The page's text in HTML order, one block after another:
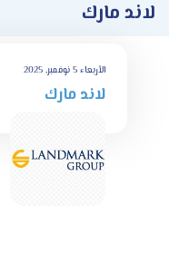
لاند مارك
الأربعاء 5 نوفمبر, 2025
لاند مارك